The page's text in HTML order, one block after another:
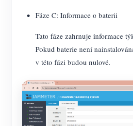
Fáze C: Informace o baterii
Tato fáze zahrnuje informace
Pokud baterie není
v této fázi budou nulové.